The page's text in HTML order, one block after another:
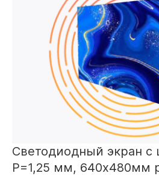
Светодиодный экран с
Р=1,25 мм, 640х480мм